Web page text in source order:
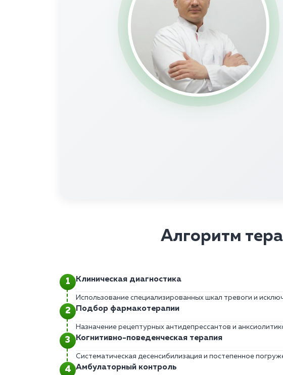
Алгоритм
Клиническая диагностика
Использование специализированных шкал тревоги и
Подбор фармакотерапии
Назначение рецептурных антидепрессантов и
Когнитивно-поведенческая терапия
Систематическая десенсибилизация и постепенное
Амбулаторный контроль